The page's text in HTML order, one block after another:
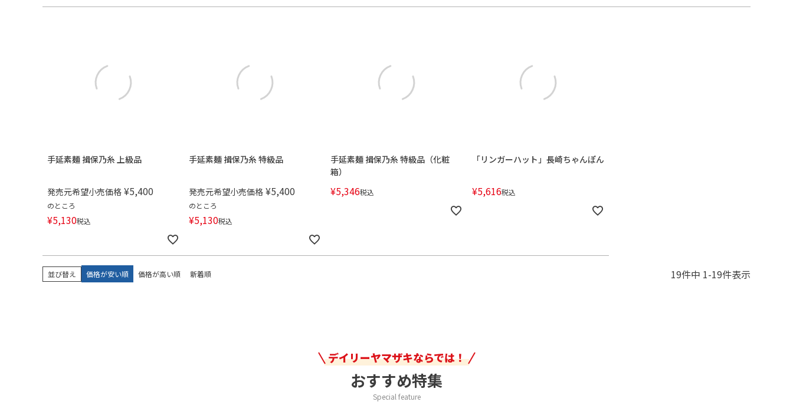
手延素麺 揖保乃糸 上級品
発売元希望小売価格 ¥5,400
のところ
¥5,130税込
手延素麺 揖保乃糸 特級品
発売元希望小売価格 ¥5,400
のところ
¥5,130税込
手延素麺 揖保乃糸 特級品（化粧
箱）
¥5,346税込
「リンガーハット」長崎ちゃんぽん
¥5,616税込
並び替え 価格が安い順 価格が高い順 新着順 19件中 1-19件表示
デイリーヤマザキならでは！
おすすめ特集
Special feature